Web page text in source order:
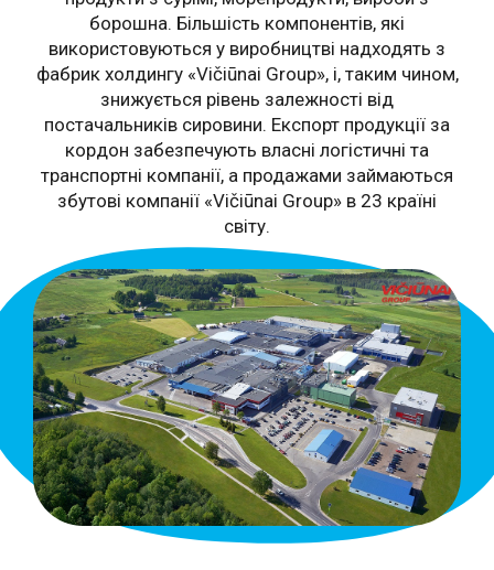
борошна. Більшість компонентів, які
використовуються у виробництві надходять з
фабрик холдингу «Vičiūnai Group», і, таким чином,
знижується рівень залежності від
постачальників сировини. Експорт продукції за
кордон забезпечують власні логістичні та
транспортні компанії, а продажами займаються
збутові компанії «Vičiūnai Group» в 23 країні
світу.